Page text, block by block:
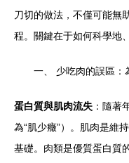
刀切的做法，不僅可能無
程。關鍵在于如何科學地
一、 少吃肉的誤區：
蛋白質與肌肉流失 ：隨著
為“肌少癥”）。肌肉是維
基礎。肉類是優質蛋白質